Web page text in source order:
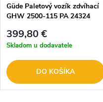
Güde Paletový vozík zdvíhací
GHW 2500-115 PA 24324
399,80 €
Skladom u dodavatele
DO KOŠÍKA